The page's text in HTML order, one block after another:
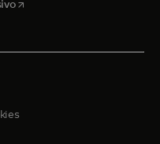
se abre en una pestaña